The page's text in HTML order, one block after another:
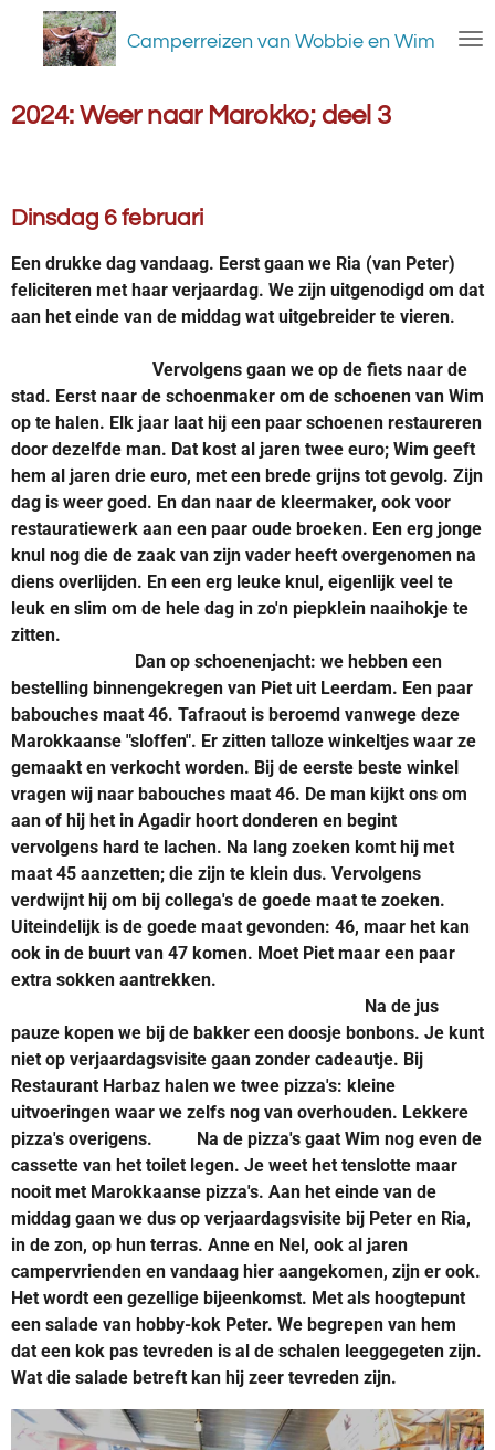
direct
de
hoofdinhoud
Camperreizen van Wobbie en Wim
2024: Weer naar Marokko; deel 3
Dinsdag 6 februari
Een drukke dag vandaag. Eerst gaan we Ria (van Peter)
feliciteren met haar verjaardag. We zijn uitgenodigd om dat
aan het einde van de middag wat uitgebreider te vieren.
Vervolgens gaan we op de fiets naar de
stad. Eerst naar de schoenmaker om de schoenen van Wim
op te halen. Elk jaar laat hij een paar schoenen restaureren
door dezelfde man. Dat kost al jaren twee euro; Wim geeft
hem al jaren drie euro, met een brede grijns tot gevolg. Zijn
dag is weer goed. En dan naar de kleermaker, ook voor
restauratiewerk aan een paar oude broeken. Een erg jonge
knul nog die de zaak van zijn vader heeft overgenomen na
diens overlijden. En een erg leuke knul, eigenlijk veel te
leuk en slim om de hele dag in zo'n piepklein naaihokje te
zitten.
Dan op schoenenjacht: we hebben een
bestelling binnengekregen van Piet uit Leerdam. Een paar
babouches maat 46. Tafraout is beroemd vanwege deze
Marokkaanse "sloffen". Er zitten talloze winkeltjes waar ze
gemaakt en verkocht worden. Bij de eerste beste winkel
vragen wij naar babouches maat 46. De man kijkt ons om
aan of hij het in Agadir hoort donderen en begint
vervolgens hard te lachen. Na lang zoeken komt hij met
maat 45 aanzetten; die zijn te klein dus. Vervolgens
verdwijnt hij om bij collega's de goede maat te zoeken.
Uiteindelijk is de goede maat gevonden: 46, maar het kan
ook in de buurt van 47 komen. Moet Piet maar een paar
extra sokken aantrekken.
Na de jus
pauze kopen we bij de bakker een doosje bonbons. Je kunt
niet op verjaardagsvisite gaan zonder cadeautje. Bij
Restaurant Harbaz halen we twee pizza's: kleine
uitvoeringen waar we zelfs nog van overhouden. Lekkere
pizza's overigens. Na de pizza's gaat Wim nog even de
cassette van het toilet legen. Je weet het tenslotte maar
nooit met Marokkaanse pizza's. Aan het einde van de
middag gaan we dus op verjaardagsvisite bij Peter en Ria,
in de zon, op hun terras. Anne en Nel, ook al jaren
campervrienden en vandaag hier aangekomen, zijn er ook.
Het wordt een gezellige bijeenkomst. Met als hoogtepunt
een salade van hobby-kok Peter. We begrepen van hem
dat een kok pas tevreden is al de schalen leeggegeten zijn.
Wat die salade betreft kan hij zeer tevreden zijn.